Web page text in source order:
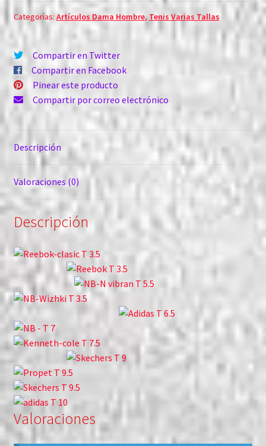
Categorías: Artículos Dama Hombre, Tenis Varias Tallas
Compartir en Twitter
Compartir en Facebook
Pinear este producto
Compartir por correo electrónico
Descripción
Valoraciones (0)
Descripción
Valoraciones